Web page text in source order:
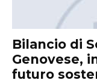
Bilancio di
Genovese,
futuro